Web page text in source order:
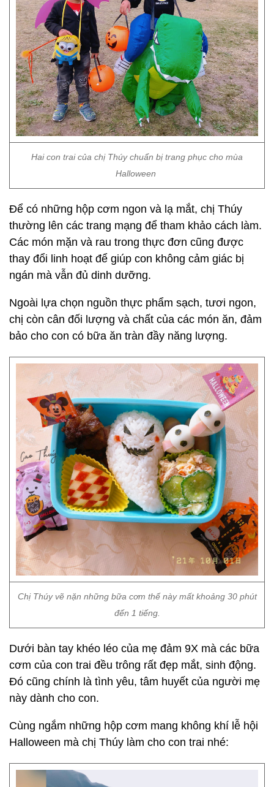
Hai con trai của chị Thúy chuẩn bị trang phục cho mùa
Halloween
Để có những hộp cơm ngon và lạ mắt, chị Thúy
thường lên các trang mạng để tham khảo cách làm.
Các món mặn và rau trong thực đơn cũng được
thay đổi linh hoạt để giúp con không cảm giác bị
ngán mà vẫn đủ dinh dưỡng.
Ngoài lựa chọn nguồn thực phẩm sạch, tươi ngon,
chị còn cân đối lượng và chất của các món ăn, đảm
bảo cho con có bữa ăn tràn đầy năng lượng.
Chị Thúy vẽ nặn những bữa cơm thế này mất khoảng 30 phút
đến 1 tiếng.
Dưới bàn tay khéo léo của mẹ đảm 9X mà các bữa
cơm của con trai đều trông rất đẹp mắt, sinh động.
Đó cũng chính là tình yêu, tâm huyết của người mẹ
này dành cho con.
Cùng ngắm những hộp cơm mang không khí lễ hội
Halloween mà chị Thúy làm cho con trai nhé: